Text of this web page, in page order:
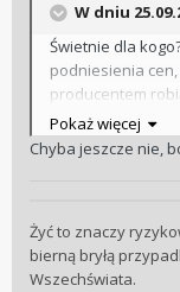
W dniu
Świetnie dla
podniesienia
producentem
Pokaż więcej
Chyba jeszcze nie,
Żyć to znaczy
bierną bryłą
Wszechświata.